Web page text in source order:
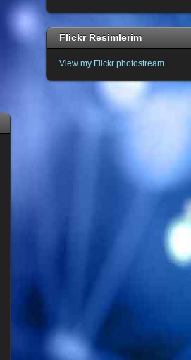
Flickr Resimlerim
View my Flickr photostream